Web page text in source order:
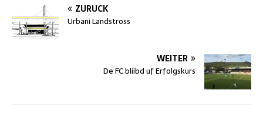
ZURÜCK
Urbani Landstross
WEITER
De FC bliibd uf Erfolgskurs